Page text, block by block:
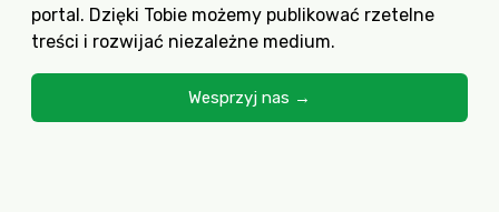
portal. Dzięki Tobie możemy publikować rzetelne
treści i rozwijać niezależne medium.
Wesprzyj nas →